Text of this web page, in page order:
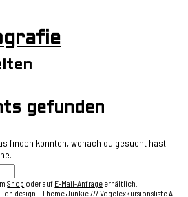
gefunden
finden konnten, wonach du gesucht hast.
Shop oder auf E-Mail-Anfrage erhältlich.
design –Theme Junkie///Vogelexkursionsliste A-